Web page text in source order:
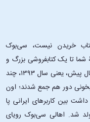
خریدن نیست، سی‌بوک
شما تا یک کتابفروشی بزرگ و
پروپیمون تنها به اندازۀ یک کلیک شده. چند سال پیش، یعنی سال ۱۳۹۳، چند
دور هم جمع شدند؛ اون‌
داشت بین کاربرهای ایرانی پا
شد. اهالی سی‌بوک رویای